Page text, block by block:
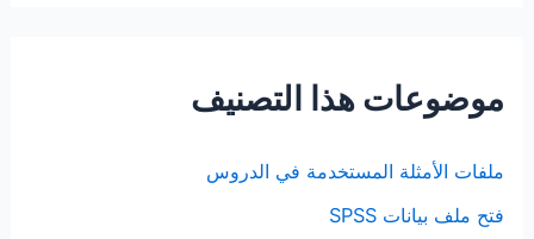
موضوعات هذا التصنيف
ملفات الأمثلة المستخدمة في الدروس
فتح ملف بيانات SPSS